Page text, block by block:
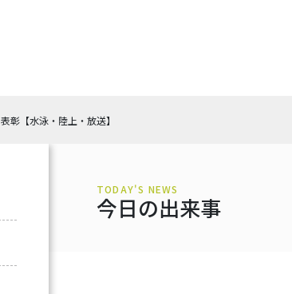
表彰【水泳・陸上・放送】
TODAY'S NEWS
今日の出来事